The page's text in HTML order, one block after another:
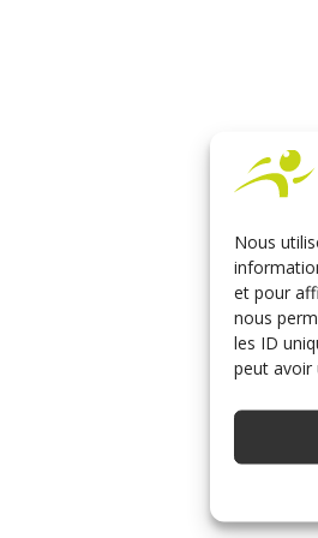
Nous
et pour
nous
les ID
peut avoir